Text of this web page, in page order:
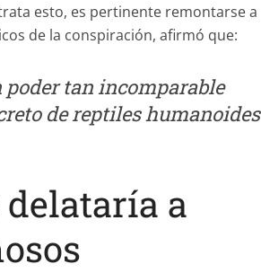
esto, es pertinente remontarse a
de la conspiración, afirmó que:
poder tan incomparable
de reptiles humanoides
delataría a